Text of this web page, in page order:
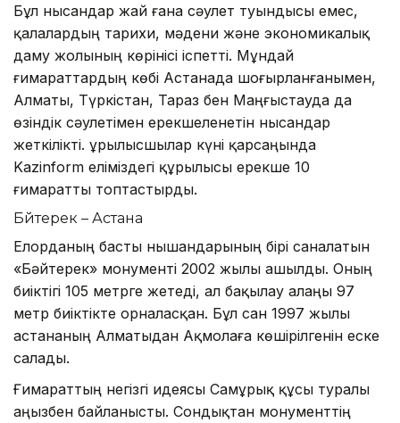
Бұл нысандар жай ғана сәулет туындысы емес,
қалалардың тарихи, мәдени және экономикалық
даму жолының көрінісі іспетті. Мұндай
ғимараттардың көбі Астанада шоғырланғанымен,
Алматы, Түркістан, Тараз бен Маңғыстауда да
өзіндік сәулетімен ерекшеленетін нысандар
жеткілікті. Құрылысшылар күні қарсаңында
Kazinform еліміздегі құрылысы ерекше 10
ғимаратты топтастырды.
Бәйтерек – Астана
Елорданың басты нышандарының бірі саналатын
«Бәйтерек» монументі 2002 жылы ашылды. Оның
биіктігі 105 метрге жетеді, ал бақылау алаңы 97
метр биіктікте орналасқан. Бұл сан 1997 жылы
астананың Алматыдан Ақмолаға көшірілгенін еске
салады.
Ғимараттың негізгі идеясы Самұрық құсы туралы
аңызбен байланысты. Сондықтан монументтің